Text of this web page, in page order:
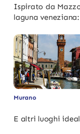
Ispirato da
laguna veneziana:
Murano
E altri luoghi